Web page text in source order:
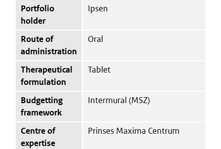
Portfolio
holder
Ipsen
Route of
administration
Oral
Therapeutical
formulation
Tablet
Budgetting
framework
Intermural (MSZ)
Centre of
expertise
Prinses Maxima Centrum